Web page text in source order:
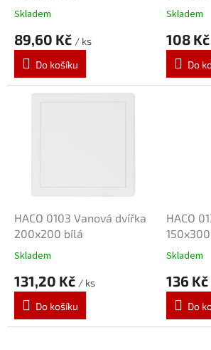
Skladem
89,60 Kč / ks
Do košíku
Skladem
108 Kč
Do
HACO 0103 Vanová dvířka
200x200 bílá
Skladem
131,20 Kč / ks
Do košíku
HACO
Skladem
136 Kč
Do